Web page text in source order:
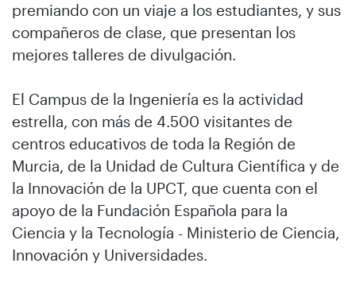
premiando con un viaje a los estudiantes, y sus
compañeros de clase, que presentan los
mejores talleres de divulgación.
El Campus de la Ingeniería es la actividad
estrella, con más de 4.500 visitantes de
centros educativos de toda la Región de
Murcia, de la Unidad de Cultura Científica y de
la Innovación de la UPCT, que cuenta con el
apoyo de la Fundación Española para la
Ciencia y la Tecnología - Ministerio de Ciencia,
Innovación y Universidades.